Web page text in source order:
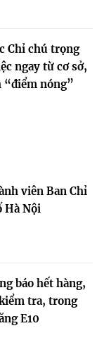
Chỉ chú trọng
ngay từ cơ sở,
“điểm nóng”
viên Ban Chỉ
Hà Nội
báo hết hàng,
tra, trong
E10